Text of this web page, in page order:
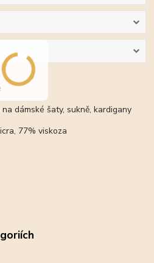
dámské šaty, sukně, kardigany
77% viskoza